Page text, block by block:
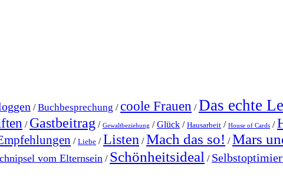
/Buchbesprechung /coole Frauen /Das echte
/ Gastbeitrag / Gewaltbeziehung /Glück / Hausarbeit / House of Cards /
/ Liebe /Listen /Mach das so! /Mars
vom Elternsein / Schönheitsideal /